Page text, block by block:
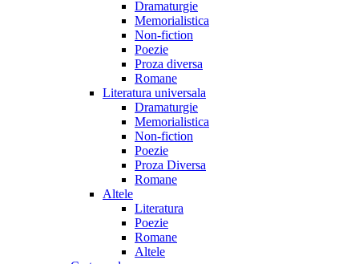
Dramaturgie
Memorialistica
Non-fiction
Poezie
Proza diversa
Romane
Literatura universala
Dramaturgie
Memorialistica
Non-fiction
Poezie
Proza Diversa
Romane
Altele
Literatura
Poezie
Romane
Altele